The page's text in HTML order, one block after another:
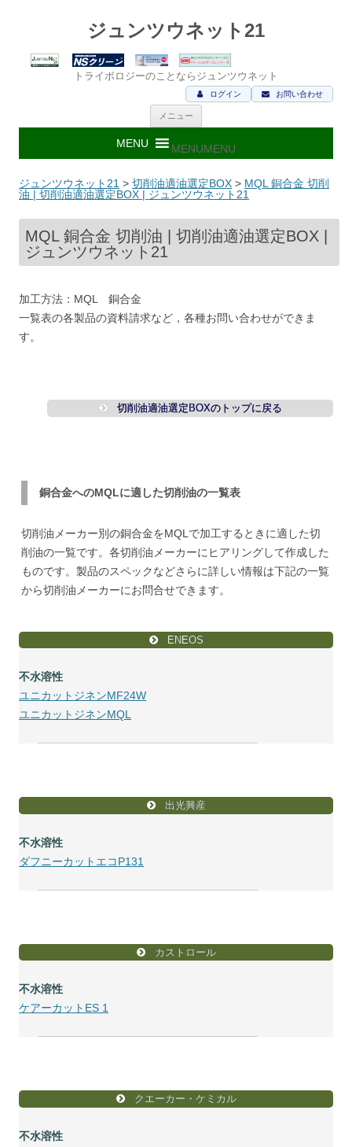
ジュンツウネット21
トライボロジーのことならジュンツウネット
お問い合わせ
ログイン
メニュー
ン
ツ
ス
キ
ッ
MENUMENU
ジュンツウネット21 > 切削油適油選定BOX > MQL 銅合金 切削
油 | 切削油適油選定BOX | ジュンツウネット21
MQL 銅合金 切削油 | 切削油適油選定BOX |
ジュンツウネット21
加工方法：MQL 銅合金
一覧表の各製品の資料請求など，各種お問い合わせができま
す。
切削油適油選定BOXのトップに戻る
銅合金へのMQLに適した切削油の一覧表
切削油メーカー別の銅合金をMQLで加工するときに適した切
削油の一覧です。各切削油メーカーにヒアリングして作成した
ものです。製品のスペックなどさらに詳しい情報は下記の一覧
から切削油メーカーにお問合せできます。
ENEOS
不水溶性
ユニカットジネンMF24W
ユニカットジネンMQL
出光興産
不水溶性
ダフニーカットエコP131
カストロール
不水溶性
ケアーカットES 1
クエーカー・ケミカル
不水溶性